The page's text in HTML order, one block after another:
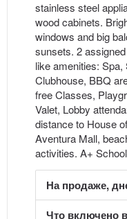
stainless steel
wood cabinets.
windows and big
sunsets. 2
like amenities:
Clubhouse, BBQ
free Classes,
Valet, Lobby
distance to House
Aventura Mall,
activities. A+
На продаже,
Что включено